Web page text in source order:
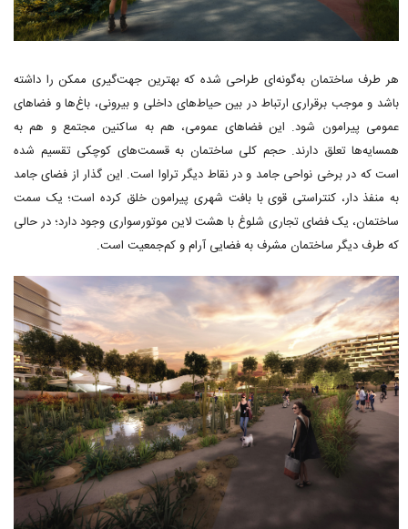
هر طرف ساختمان به‌گونه‌ای طراحی شده که بهترین جهت‌گیری ممکن را داشته
باشد و موجب برقراری ارتباط در بین حیاط‌های داخلی و بیرونی، باغ‌ها و فضاهای
عمومی پیرامون شود. این فضاهای عمومی، هم به ساکنین مجتمع و هم به
همسایه‌ها تعلق دارند. حجم کلی ساختمان به قسمت‌های کوچکی تقسیم شده
است که در برخی نواحی جامد و در نقاط دیگر تراوا است. این گذار از فضای جامد
به منفذ دار، کنتراستی قوی با بافت شهری پیرامون خلق کرده است؛ یک سمت
ساختمان، یک فضای تجاری شلوغ با هشت لاین موتورسواری وجود دارد؛ در حالی
که طرف دیگر ساختمان مشرف به فضایی آرام و کم‌جمعیت است.